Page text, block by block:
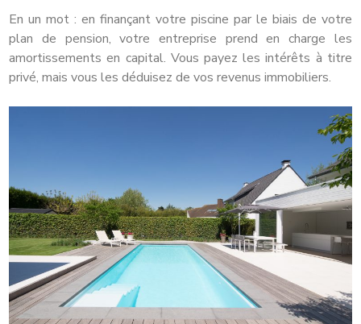
En un mot : en finançant votre piscine par le biais de votre
plan de pension, votre entreprise prend en charge les
amortissements en capital. Vous payez les intérêts à titre
privé, mais vous les déduisez de vos revenus immobiliers.